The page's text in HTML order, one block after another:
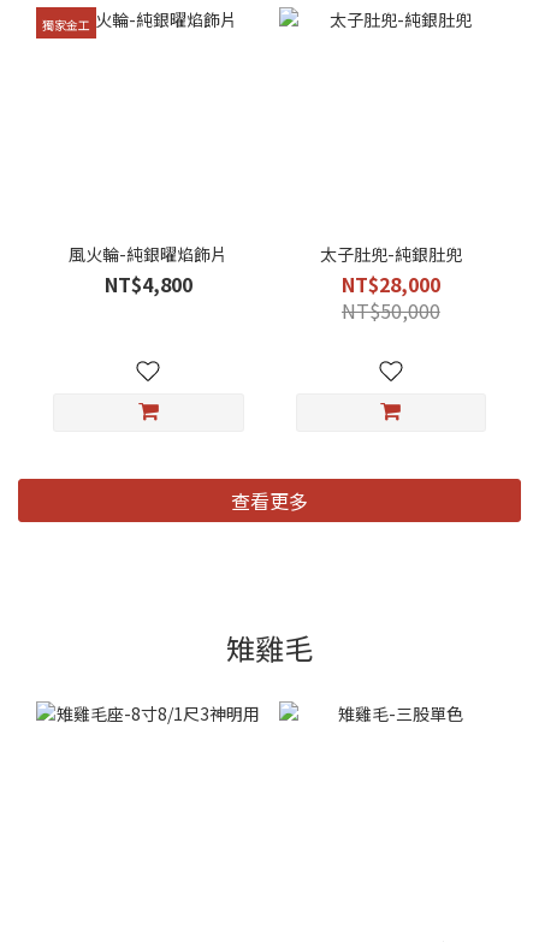
獨家金工
風火輪-純銀曜焰飾片
NT$4,800
太子肚兜-純銀肚兜
NT$28,000
NT$50,000
查看更多
雉雞毛